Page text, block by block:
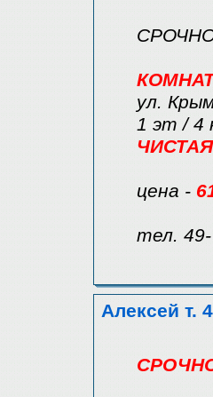
ул.
1 эт / 4
цена -
тел. 49-
Алексей т.